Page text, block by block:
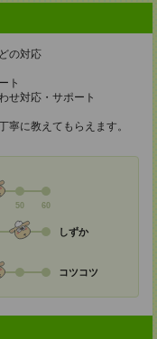
の対応
ート
せ対応・サポート
に教えてもらえます。
50 60
しずか
コツコツ